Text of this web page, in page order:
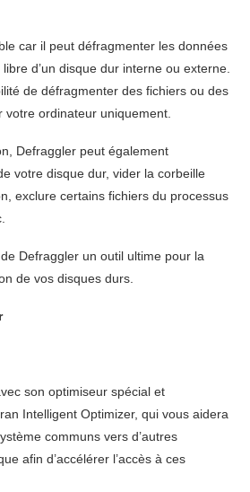
car il peut défragmenter les données
d’un disque dur interne ou externe.
de défragmenter des fichiers ou des
ordinateur uniquement.
Defraggler peut également
votre disque dur, vider la corbeille
exclure certains fichiers du processus
Defraggler un outil ultime pour la
de vos disques durs.
son optimiseur spécial et
Intelligent Optimizer, qui vous aidera
communs vers d’autres
afin d’accélérer l’accès à ces